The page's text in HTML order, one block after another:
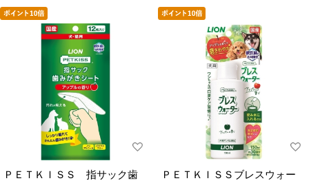
ＰＥＴＫＩＳＳ 指サック歯
ＰＥＴＫＩＳＳブレスウォー